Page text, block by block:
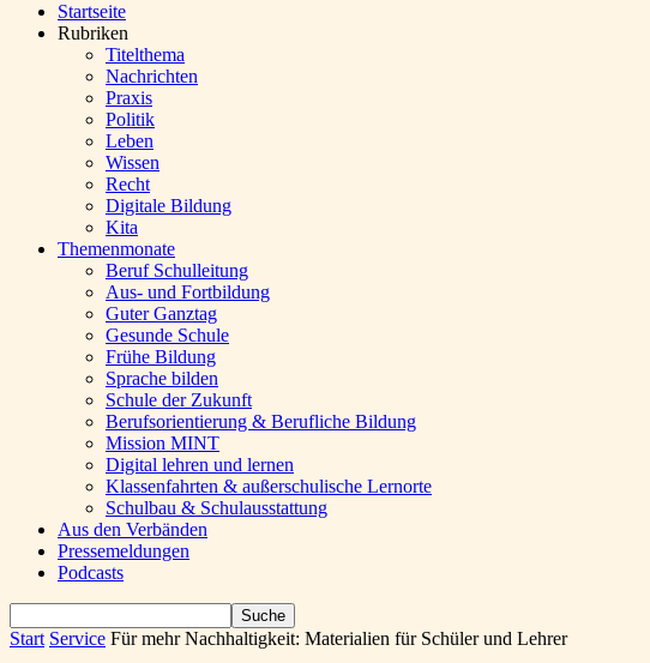
Startseite
Rubriken
Titelthema
Nachrichten
Praxis
Politik
Leben
Wissen
Recht
Digitale Bildung
Kita
Themenmonate
Beruf Schulleitung
Aus- und Fortbildung
Guter Ganztag
Gesunde Schule
Frühe Bildung
Sprache bilden
Schule der Zukunft
Berufsorientierung & Berufliche Bildung
Mission MINT
Digital lehren und lernen
Klassenfahrten & außerschulische Lernorte
Schulbau & Schulausstattung
Aus den Verbänden
Pressemeldungen
Podcasts
Start Service Für mehr Nachhaltigkeit: Materialien für Schüler und Lehrer